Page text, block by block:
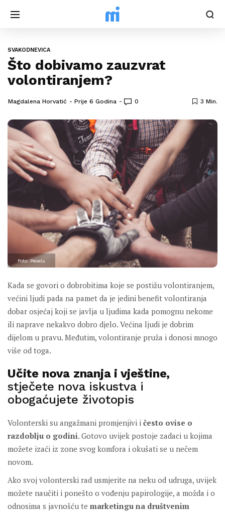
SVAKODNEVICA
Što dobivamo zauzvrat
volontiranjem?
Magdalena Horvatić Prije 6 Godina 0 3 Min.
Foto: Pexels
Kada se govori o dobrobitima koje se postižu volontiranjem,
većini ljudi pada na pamet da je jedini benefit volontiranja
dobar osjećaj koji se javlja u ljudima kada pomognu nekome
ili naprave nekakvo dobro djelo. Većina ljudi je dobrim
dijelom u pravu. Međutim, volontiranje pruža i donosi mnogo
više od toga.
Učite nova znanja i vještine,
stječete nova iskustva i
obogaćujete životopis
Volonterski su angažmani promjenjivi i često ovise o
razdoblju o godini. Gotovo uvijek postoje zadaci u kojima
možete izaći iz zone svog komfora i okušati se u nečem
novom.
Ako svoj volonterski rad usmjerite na neku od udruga, uvijek
možete naučiti i ponešto o vođenju papirologije, a možda i o
odnosima s javnošću te marketingu na društvenim